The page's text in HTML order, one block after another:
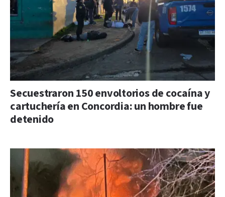
Secuestraron 150 envoltorios de cocaína y
cartuchería en Concordia: un hombre fue
detenido